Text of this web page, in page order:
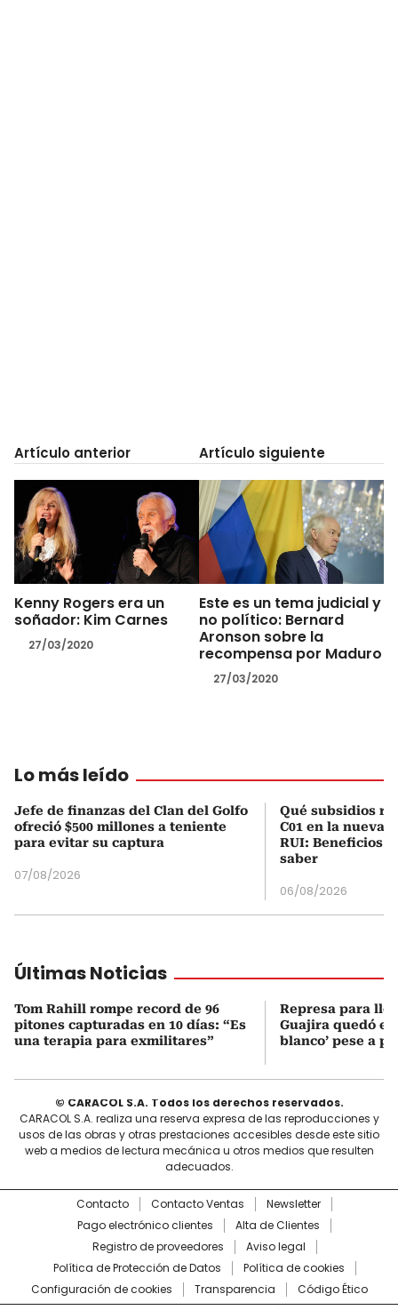
Artículo anterior
Kenny Rogers era un
soñador: Kim Carnes
27/03/2020
Artículo siguiente
Este es un tema judicial y
no político: Bernard
Aronson sobre la
recompensa por Maduro
27/03/2020
Lo más leído
Jefe de finanzas del Clan del Golfo
ofreció $500 millones a teniente
para evitar su captura
07/08/2026
Qué subsidios
C01 en la nueva
RUI: Beneficios
saber
06/08/2026
Últimas Noticias
Tom Rahill rompe record de 96
pitones capturadas en 10 días: “Es
una terapia para exmilitares”
Represa para
Guajira quedó en
blanco’ pese a
© CARACOL S.A. Todos los derechos reservados.
CARACOL S.A. realiza una reserva expresa de las reproducciones y
usos de las obras y otras prestaciones accesibles desde este sitio
web a medios de lectura mecánica u otros medios que resulten
adecuados.
Contacto Contacto Ventas
Newsletter
Pago electrónico clientes
Alta de Clientes
Registro de proveedores
Aviso legal
Política de Protección de Datos
Política de cookies
Configuración de cookies
Transparencia Código Ético